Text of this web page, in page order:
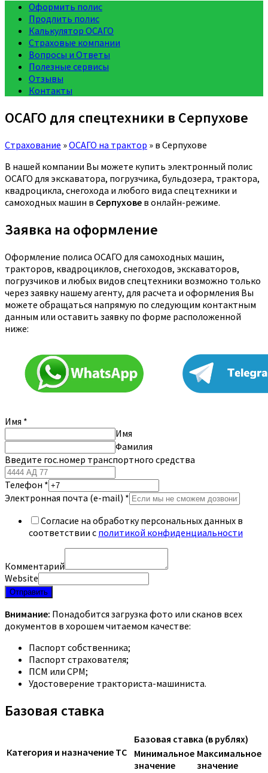
Оформить полис
Продлить полис
Калькулятор ОСАГО
Страховые компании
Вопросы и Ответы
Полезные сервисы
Отзывы
Контакты
ОСАГО для спецтехники в Серпухове
Страхование »ОСАГО на трактор » в Серпухове
В нашей компании Вы можете купить электронный полис
ОСАГО для экскаватора, погрузчика, бульдозера, трактора,
квадроцикла, снегохода и любого вида спецтехники и
самоходных машин в Серпухове в онлайн-режиме.
Заявка на оформление
Оформление полиса ОСАГО для самоходных машин,
тракторов, квадроциклов, снегоходов, экскаваторов,
погрузчиков и любых видов спецтехники возможно только
через заявку нашему агенту, для расчета и оформления Вы
можете обращаться напрямую по следующим контактным
данным или оставить заявку по форме расположенной
ниже:
Имя *
Имя
Фамилия
Введите гос.номер транспортного средства
Телефон *
Электронная почта (e-mail) *
Согласие на обработку персональных данных в
соответствии с политикой конфиденциальности
Комментарий
Website
Отправить
Внимание: Понадобится загрузка фото или сканов всех
документов в хорошем читаемом качестве:
Паспорт собственника;
Паспорт страхователя;
ПСМ или СРМ;
Удостоверение тракториста-машиниста.
Базовая ставка
Категория и назначение ТС
Базовая ставка (в рублях)
Минимальное
значение
Максимальное
значение